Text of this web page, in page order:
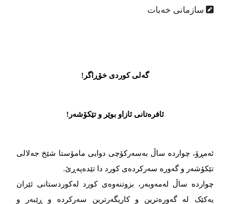
سازمانی خەبات
گەلی کوردی خۆڕاگر!
ئافرەتانی ئازاو بوێر و تێکۆشەر!
ئەمڕۆ، چواردە ساڵ بەسەرکۆچی دوایی مامۆستا شێخ جەلالی
تێکۆشەر و گەورە سەرکردەی کورد دا تێدەپەڕێ.
چواردە ساڵ لەمەوبەر، بزوتنەوەی کورد لەکوردستانی ئێران
یەکێک لە گەورەترین و کاریگەرترین سەرکردە و ڕێبەر و